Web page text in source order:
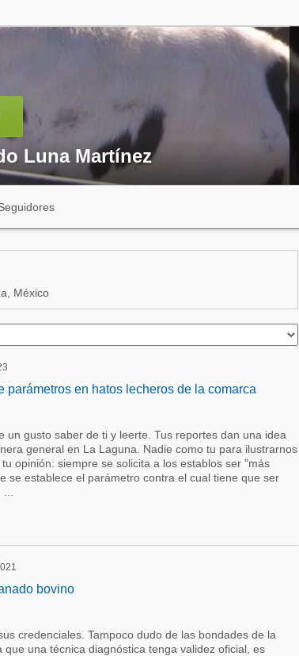
Luna Martínez
México
parámetros en hatos lecheros de la comarca
un gusto saber de ti y leerte. Tus reportes dan una idea
general en La Laguna. Nadie como tu para ilustrarnos
opinión: siempre se solicita a los establos ser "más
se establece el parámetro contra el cual tiene que ser
bovino
credenciales. Tampoco dudo de las bondades de la
una técnica diagnóstica tenga validez oficial, es